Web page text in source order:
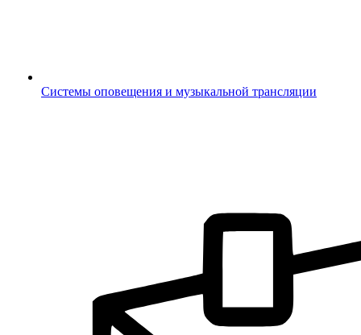
Системы оповещения и музыкальной трансляции